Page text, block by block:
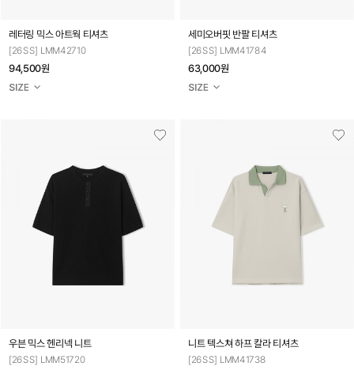
레터링 믹스 아트웍 티셔츠
[26SS] LMM42710
94,500원
세미오버핏 반팔 티셔츠
[26SS] LMM41784
63,000원
우븐 믹스 헨리넥 니트
[26SS] LMM51720
니트 텍스쳐 하프 칼라 티셔츠
[26SS] LMM41738